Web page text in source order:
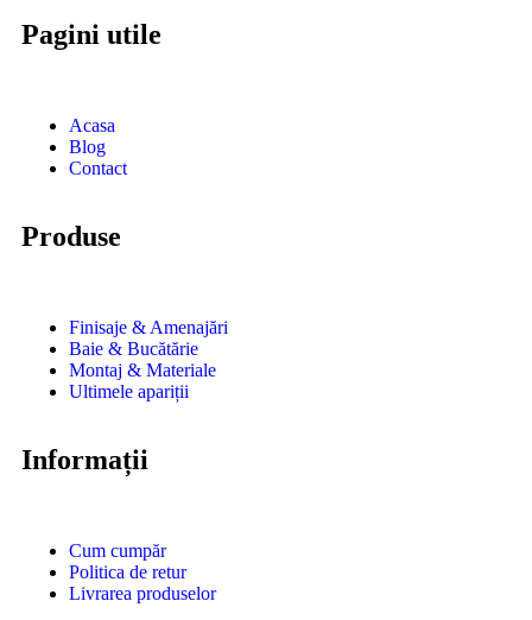
Pagini utile
Acasa
Blog
Contact
Produse
Finisaje & Amenajări
Baie & Bucătărie
Montaj & Materiale
Ultimele apariții
Informații
Cum cumpăr
Politica de retur
Livrarea produselor